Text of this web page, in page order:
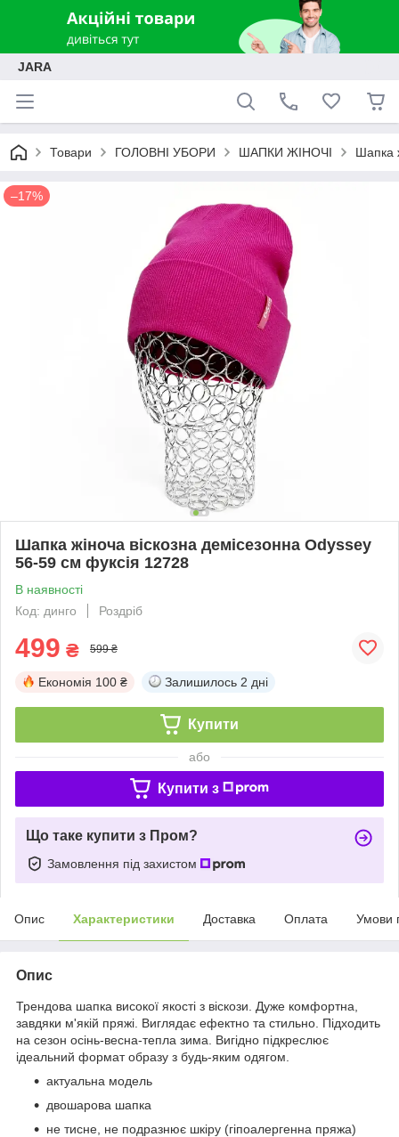
JARA
Товари ГОЛОВНІ УБОРИ ШАПКИ ЖІНОЧІ Шапка
–17%
Шапка жіноча віскозна демісезонна Odyssey
56-59 см фуксія 12728
В наявності
Код: динго
Роздріб
499 ₴ 599 ₴
Економія 100 ₴ Залишилось 2 дні
Купити
або
Купити з
Що таке купити з Пром?
Замовлення під захистом
Опис Характеристики Доставка Оплата Умови
Опис
Трендова шапка високої якості з віскози. Дуже комфортна,
завдяки м'якій пряжі. Виглядає ефектно та стильно. Підходить
на сезон осінь-весна-тепла зима. Вигідно підкреслює
ідеальний формат образу з будь-яким одягом.
актуальна модель
двошарова шапка
не тисне, не подразнює шкіру (гіпоалергенна пряжа)